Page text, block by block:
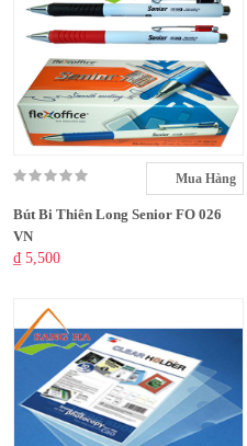
Mua Hàng
Bút Bi Thiên Long Senior FO 026
VN
₫ 5,500